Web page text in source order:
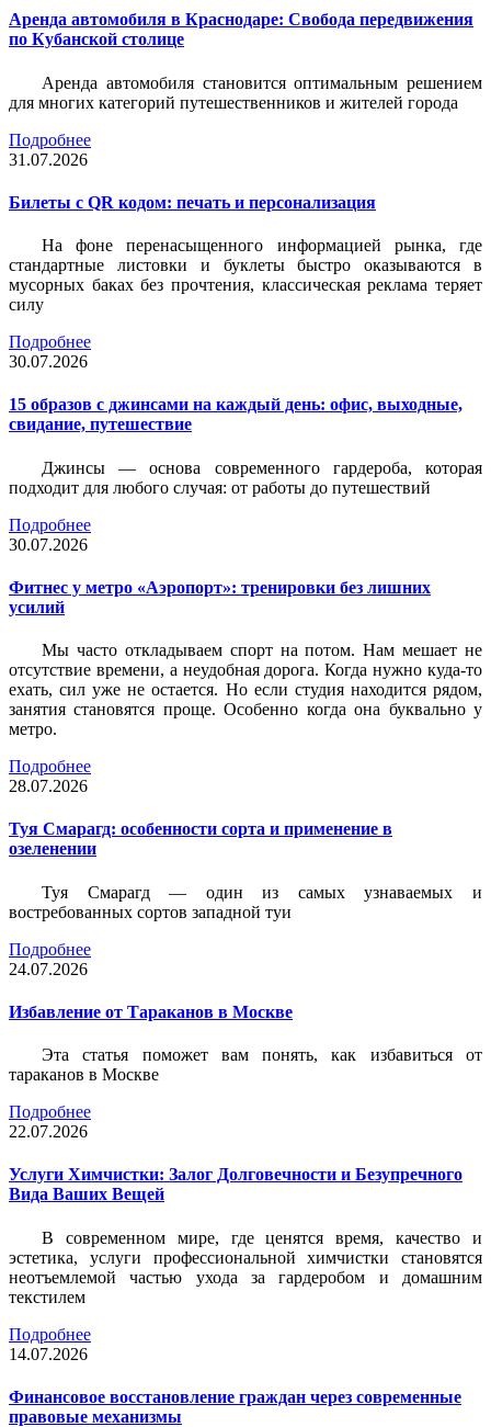
Аренда автомобиля в Краснодаре: Свобода передвижения
по Кубанской столице
Аренда автомобиля становится оптимальным решением
для многих категорий путешественников и жителей города
Подробнее
31.07.2026
Билеты c QR кодом: печать и персонализация
На фоне перенасыщенного информацией рынка, где
стандартные листовки и буклеты быстро оказываются в
мусорных баках без прочтения, классическая реклама теряет
силу
Подробнее
30.07.2026
15 образов с джинсами на каждый день: офис, выходные,
свидание, путешествие
Джинсы — основа современного гардероба, которая
подходит для любого случая: от работы до путешествий
Подробнее
30.07.2026
Фитнес у метро «Аэропорт»: тренировки без лишних
усилий
Мы часто откладываем спорт на потом. Нам мешает не
отсутствие времени, а неудобная дорога. Когда нужно куда-то
ехать, сил уже не остается. Но если студия находится рядом,
занятия становятся проще. Особенно когда она буквально у
метро.
Подробнее
28.07.2026
Туя Смарагд: особенности сорта и применение в
озеленении
Туя Смарагд — один из самых узнаваемых и
востребованных сортов западной туи
Подробнее
24.07.2026
Избавление от Тараканов в Москве
Эта статья поможет вам понять, как избавиться от
тараканов в Москве
Подробнее
22.07.2026
Услуги Химчистки: Залог Долговечности и Безупречного
Вида Ваших Вещей
В современном мире, где ценятся время, качество и
эстетика, услуги профессиональной химчистки становятся
неотъемлемой частью ухода за гардеробом и домашним
текстилем
Подробнее
14.07.2026
Финансовое восстановление граждан через современные
правовые механизмы